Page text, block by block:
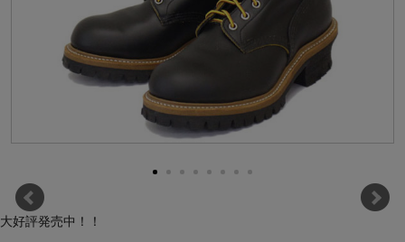
大好評発売中！！